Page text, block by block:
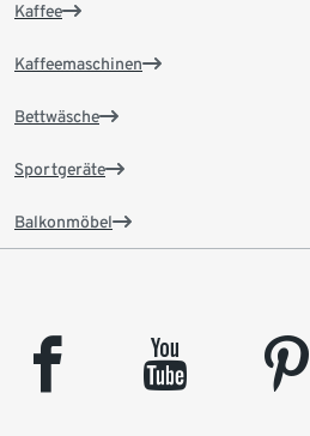
Kaffee
Kaffeemaschinen
Bettwäsche
Sportgeräte
Balkonmöbel
facebook youtube pinterest